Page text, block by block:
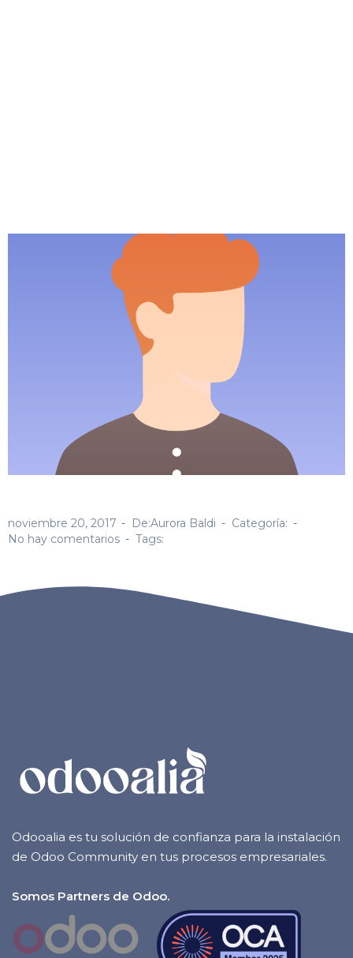
noviembre 20, 2017 De:Aurora Baldi
Categoría:
No hay comentarios
Tags:
Odooalia es tu solución de confianza para la instalación
de Odoo Community en tus procesos empresariales.
Somos Partners de Odoo.